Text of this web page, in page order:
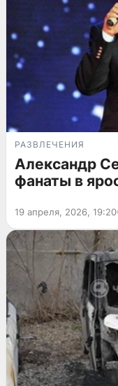
РАЗВЛЕЧЕНИЯ
Александр
фанаты в
19 апреля, 2026, 19:20